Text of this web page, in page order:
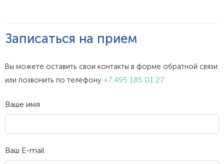
Записаться на прием
Вы можете оставить свои контакты в форме обратной связи
или позвонить по телефону +7 495 185 01 27
Ваше имя
Ваш E-mail